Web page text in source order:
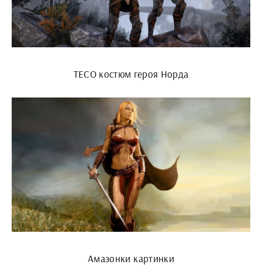
ТЕСО костюм героя Норда
Амазонки картинки